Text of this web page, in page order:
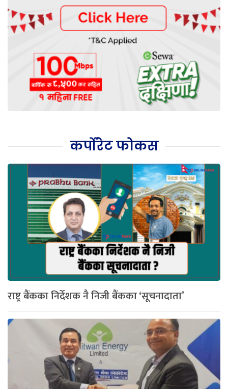
कर्पोरेट फोकस
राष्ट्र बैंकका निर्देशक नै निजी बैंकका ‘सूचनादाता’